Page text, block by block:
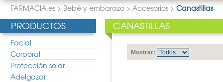
FARMACIA.es > Bebé y embarazo > Accesorios > Canastillas
PRODUCTOS
Facial
Corporal
Protección solar
Adelgazar
CANASTILLAS
Mostrar: